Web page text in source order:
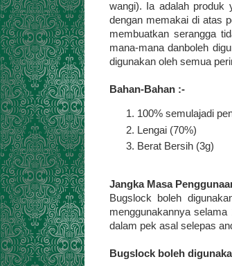
wangi). Ia adalah produk
dengan memakai di atas
membuatkan serangga
mana-mana danboleh
digunakan oleh semua
Bahan-Bahan :-
100% semulajadi
Lengai (70%)
Berat Bersih (3g)
Jangka Masa
Bugslock boleh
menggunakannya
dalam pek asal selepas
Bugslock boleh